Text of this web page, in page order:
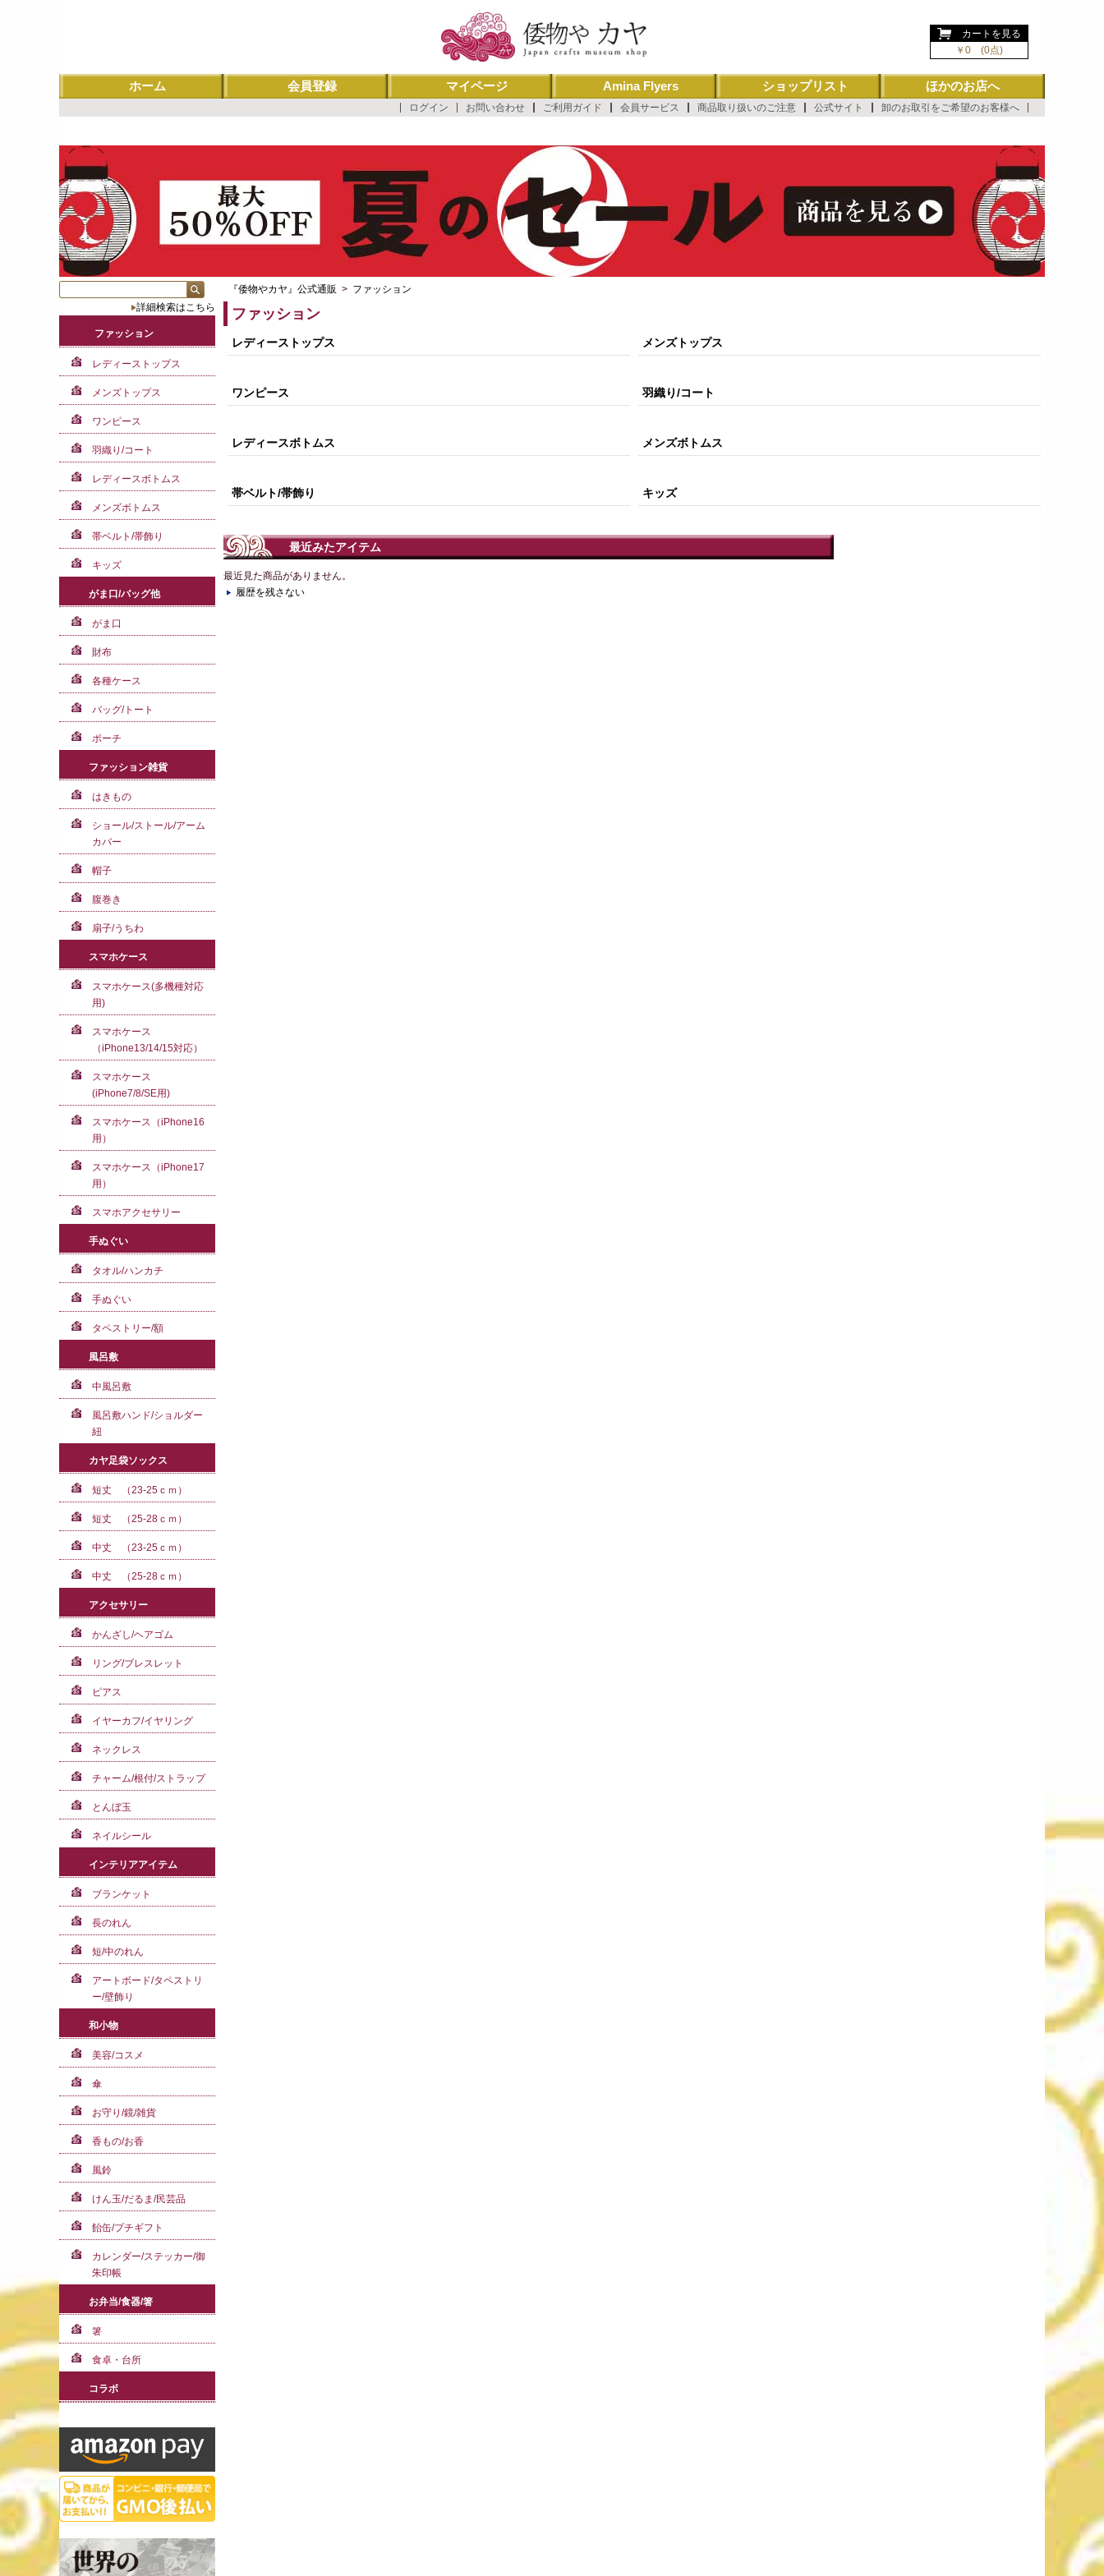
カートを見る
￥0 (0点)
ホーム 会員登録 マイページ Amina Flyers ショップリスト ほかのお店へ
卸のお取引をご希望のお客様へ
公式サイト
商品取り扱いのご注意
会員サービス
ご利用ガイド
お問い合わせ
ログイン
『倭物やカヤ』公式通販 > ファッション
ファッション
レディーストップス メンズトップス
ワンピース 羽織り/コート
レディースボトムス メンズボトムス
帯ベルト/帯飾り キッズ
最近みたアイテム
最近見た商品がありません。
履歴を残さない
詳細検索はこちら
ファッション
レディーストップス
メンズトップス
ワンピース
羽織り/コート
レディースボトムス
メンズボトムス
帯ベルト/帯飾り
キッズ
がま口/バッグ他
がま口
財布
各種ケース
バッグ/トート
ポーチ
ファッション雑貨
はきもの
ショール/ストール/アーム
カバー
帽子
腹巻き
扇子/うちわ
スマホケース
スマホケース(多機種対応
用)
スマホケース
（iPhone13/14/15対応）
スマホケース
(iPhone7/8/SE用)
スマホケース（iPhone16
用）
スマホケース（iPhone17
用）
スマホアクセサリー
手ぬぐい
タオル/ハンカチ
手ぬぐい
タペストリー/額
風呂敷
中風呂敷
風呂敷ハンド/ショルダー
紐
カヤ足袋ソックス
短丈 （23-25ｃｍ）
短丈 （25-28ｃｍ）
中丈 （23-25ｃｍ）
中丈 （25-28ｃｍ）
アクセサリー
かんざし/ヘアゴム
リング/ブレスレット
ピアス
イヤーカフ/イヤリング
ネックレス
チャーム/根付/ストラップ
とんぼ玉
ネイルシール
インテリアアイテム
ブランケット
長のれん
短/中のれん
アートボード/タペストリ
ー/壁飾り
和小物
美容/コスメ
傘
お守り/鏡/雑貨
香もの/お香
風鈴
けん玉/だるま/民芸品
飴缶/プチギフト
カレンダー/ステッカー/御
朱印帳
お弁当/食器/箸
箸
食卓・台所
コラボ